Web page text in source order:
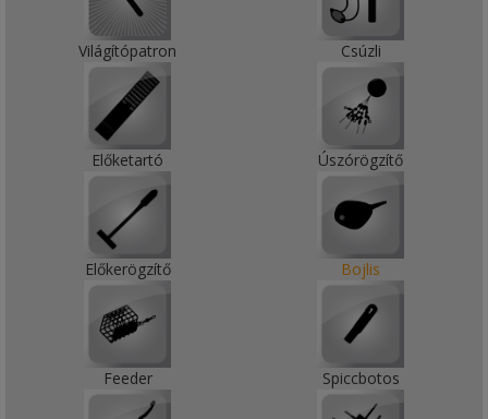
Világítópatron Csúzli
Előketartó Úszórögzítő
Előkerögzítő Bojlis
Feeder Spiccbotos